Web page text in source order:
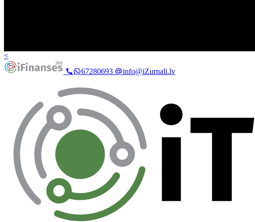
<
67280693
info@iZurnali.lv